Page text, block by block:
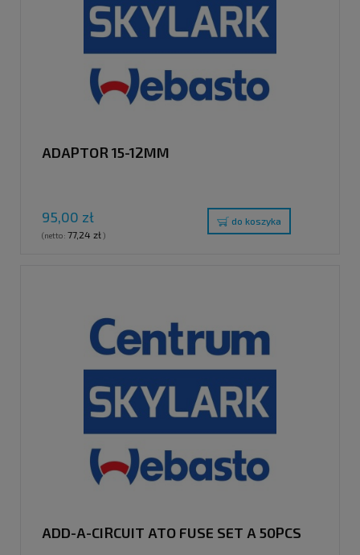
ADAPTOR 15-12MM
95,00 zł
(netto: 77,24 zł)
do koszyka
ADD-A-CIRCUIT ATO FUSE SET A 50PCS